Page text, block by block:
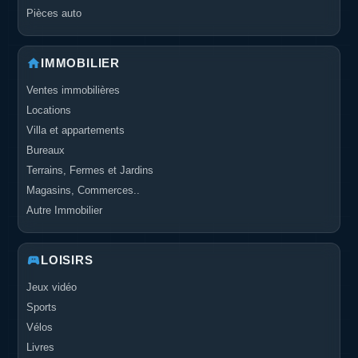
Pièces auto
IMMOBILIER
Ventes immobilières
Locations
Villa et appartements
Bureaux
Terrains, Fermes et Jardins
Magasins, Commerces..
Autre Immobilier
LOISIRS
Jeux vidéo
Sports
Vélos
Livres